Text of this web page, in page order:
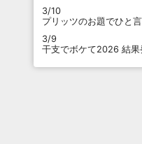
3/10
プリッツのお題でひと
3/9
干支でボケて2026 結果